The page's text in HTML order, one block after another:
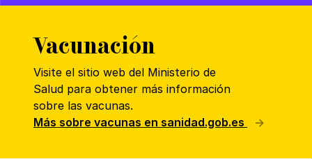
Vacunación
Visite el sitio web del Ministerio de
Salud para obtener más información
sobre las vacunas.
Más sobre vacunas en sanidad.gob.es